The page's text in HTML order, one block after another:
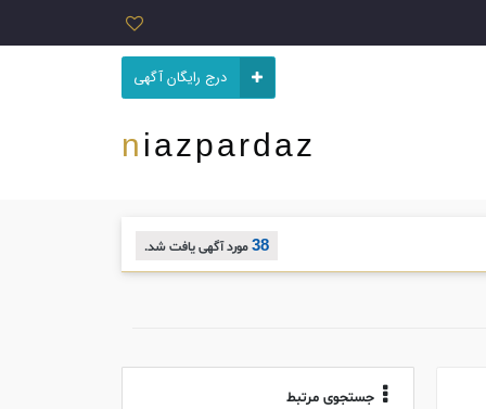
درج رایگان آگهی
niazpardaz
38مورد آگهی یافت شد.
جستجوی مرتبط